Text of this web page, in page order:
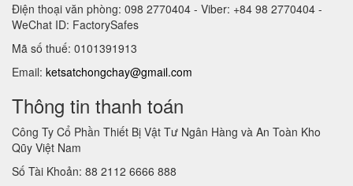
Điện thoại văn phòng: 098 2770404 - Viber: +84 98 2770404 -
WeChat ID: FactorySafes
Mã số thuế: 0101391913
Email: ketsatchongchay@gmail.com
Thông tin thanh toán
Công Ty Cổ Phần Thiết Bị Vật Tư Ngân Hàng và An Toàn Kho
Qũy Việt Nam
Số Tài Khoản: 88 2112 6666 888